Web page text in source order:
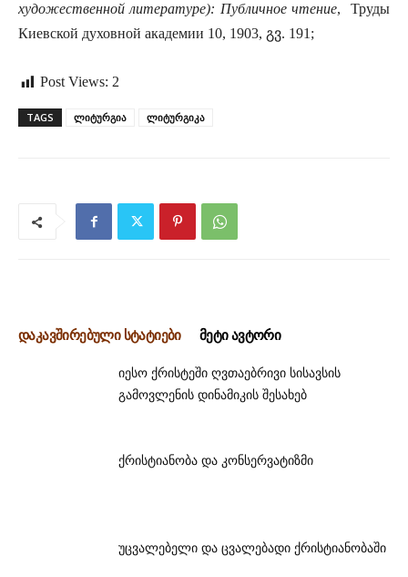
художественной литературе): Публичное чтение,
Труды
Киевской духовной академии 10, 1903, გვ. 191;
Post Views: 2
TAGS ლიტურგია ლიტურგიკა
დაკავშირებული სტატიები მეტი ავტორი
იესო ქრისტეში ღვთაებრივი სისავსის
გამოვლენის დინამიკის შესახებ
ქრისტიანობა და კონსერვატიზმი
უცვალებელი და ცვალებადი ქრისტიანობაში